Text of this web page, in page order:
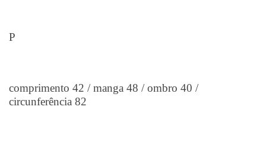
P
comprimento 42 / manga 48 / ombro 40 /
circunferência 82